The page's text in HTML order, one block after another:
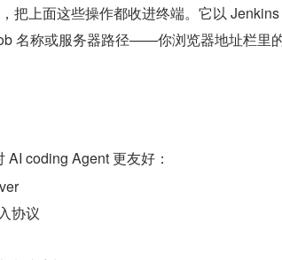
把上面这些操作都收进终端。它以 Jenkins
名称或服务器路径——你浏览器地址栏里
AI coding Agent 更友好：
协议